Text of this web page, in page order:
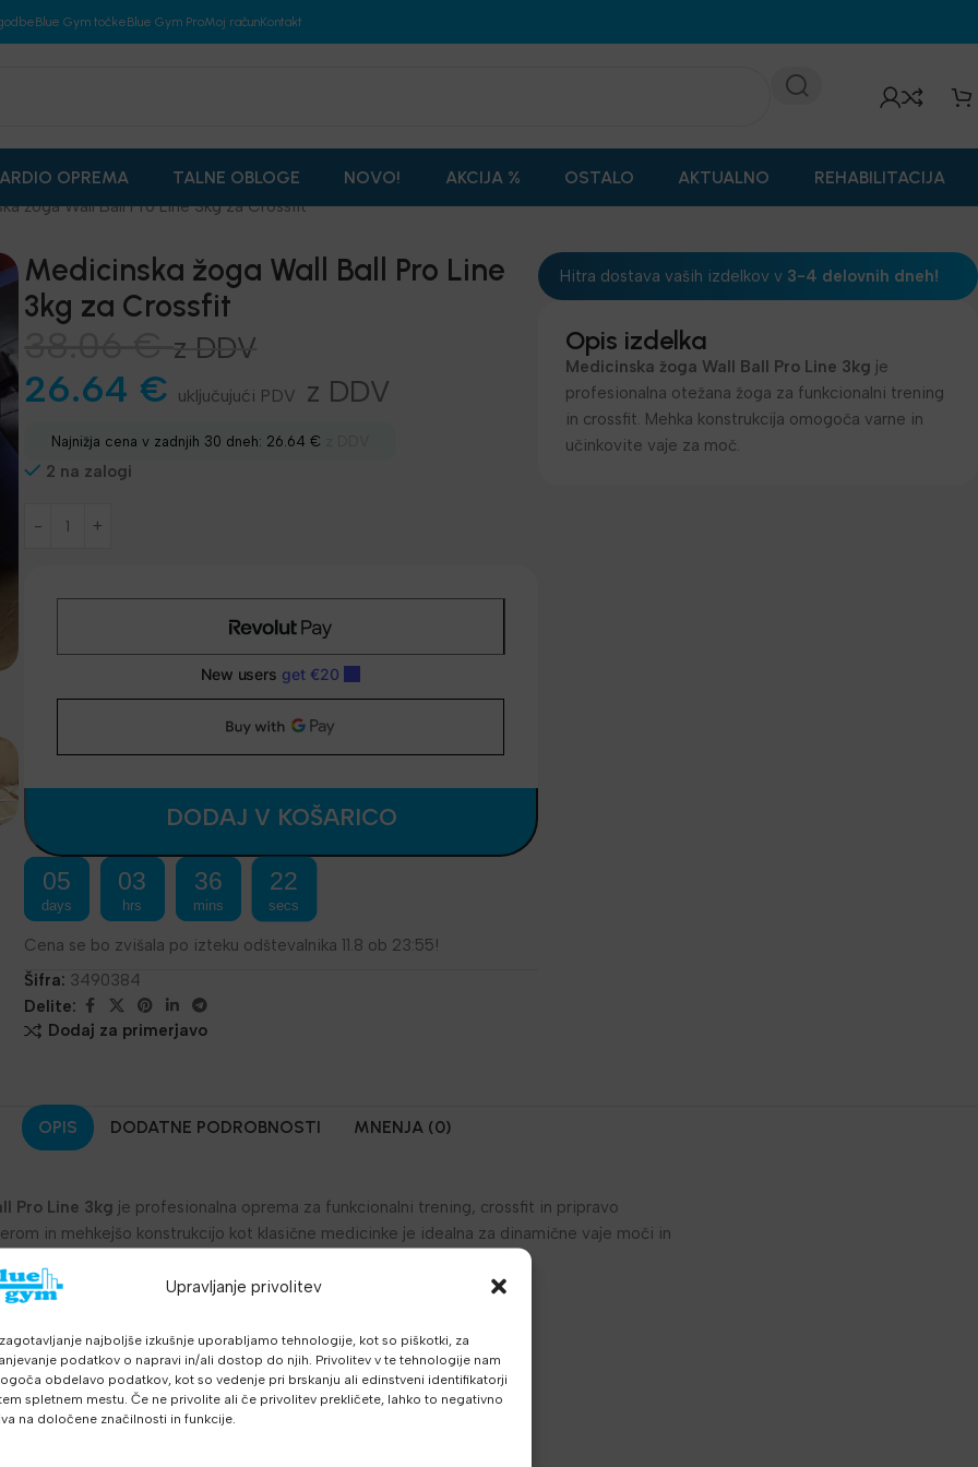
Upravljanje privolitev
najboljše izkušnje uporabljamo tehnologije, kot so piškotki, za
podatkov o napravi in/ali dostop do njih. Privolitev v te tehnologije nam
obdelavo podatkov, kot so vedenje pri brskanju ali edinstveni identifikatorji
spletnem mestu. Če ne privolite ali če privolitev prekličete, lahko to negativno
na določene značilnosti in funkcije.
Blue Gym točkeBlue Gym ProMoj računKontakt
OPREMA TALNE OBLOGE NOVO! AKCIJA % OSTALO AKTUALNO REHABILITACIJA
žoga Wall Ball Pro Line 3kg za Crossfit
Medicinska žoga Wall Ball Pro Line
3kg za Crossfit
z DDV
26.64 € z DDV
Najnižja cena v zadnjih 30 dneh: 26.64€
2 na zalogi
DODAJ V KOŠARICO
05
days
03
hrs
36
mins
22
secs
Cena se bo zvišala po izteku odštevalnika 11.8 ob 23:55!
Šifra: 3490384
Delite:
Dodaj za primerjavo
Hitra dostava vaših izdelkov v 3-4 delovnih dneh!
Opis izdelka
Medicinska žoga Wall Ball Pro Line 3kg je
profesionalna otežana žoga za funkcionalni trening
in crossfit. Mehka konstrukcija omogoča varne in
učinkovite vaje za moč.
OPIS DODATNE PODROBNOSTI MNENJA (0)
Pro Line 3kg je profesionalna oprema za funkcionalni trening, crossfit in pripravo
in mehkejšo konstrukcijo kot klasične medicinke je idealna za dinamične vaje moči in
in napredne treninge
za boljši oprijem
metanja ob steno
Line za intenzivno uporabo
funkcionalne treninge in kondicijsko pripravo
in vzdržljivost